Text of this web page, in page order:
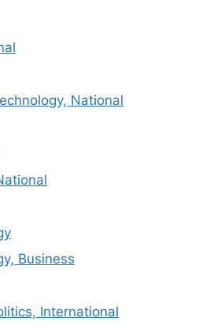
National
Business
International